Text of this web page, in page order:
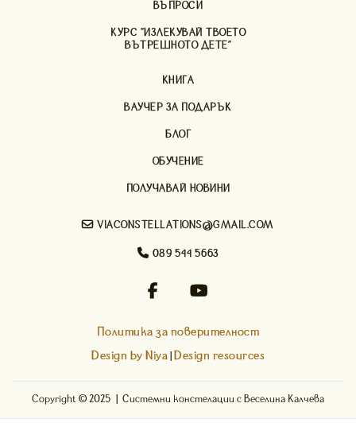
ВЪПРОСИ
КУРС "ИЗЛЕКУВАЙ ТВОЕТО
ВЪТРЕШНОТО ДЕТЕ"
КНИГА
ВАУЧЕР ЗА ПОДАРЪК
БЛОГ
ОБУЧЕНИЕ
ПОЛУЧАВАЙ НОВИНИ
VIACONSTELLATIONS@GMAIL.COM
 089 544 5663
 
Политика за поверителност
Design by Niya Design resources
Copyright © 2025 | Системни констелации с Веселина Калчева